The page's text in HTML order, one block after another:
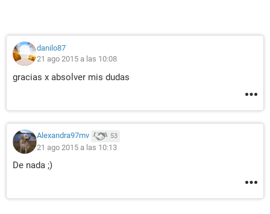
danilo87
21 ago 2015 a las 10:08
gracias x absolver mis dudas
Alexandra97mv 53
21 ago 2015 a las 10:13
De nada ;)